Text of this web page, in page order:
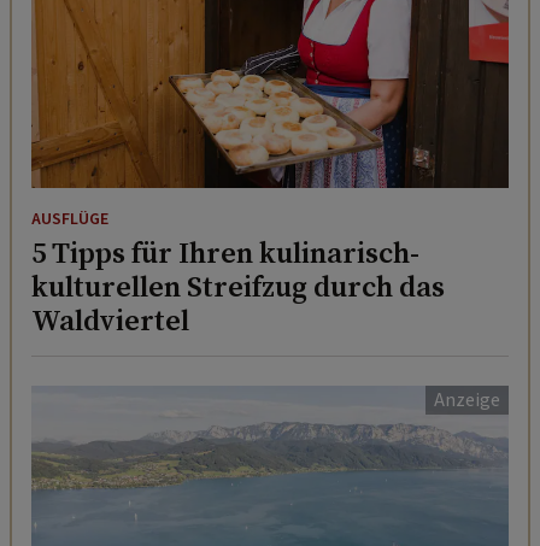
AUSFLÜGE
5 Tipps für Ihren kulinarisch-
kulturellen Streifzug durch das
Waldviertel